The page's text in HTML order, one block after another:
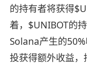
的持有者将获得
着，$UNIBOT的
Solana产生的
投获得额外收益